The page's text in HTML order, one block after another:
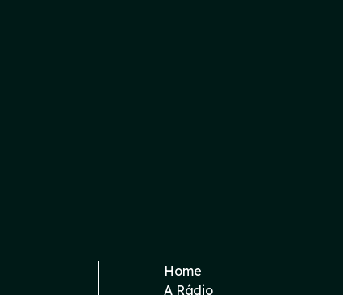
Home
A Rádio